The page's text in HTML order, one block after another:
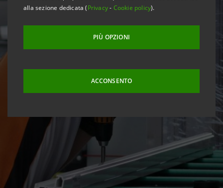
alla sezione dedicata (Privacy- Cookie policy).
PIÙ OPZIONI
ACCONSENTO